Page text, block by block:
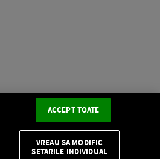
ACCEPT TOATE
VREAU SA MODIFIC
SETARILE INDIVIDUAL